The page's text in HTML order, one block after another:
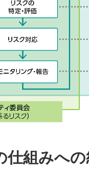
仕組みへ